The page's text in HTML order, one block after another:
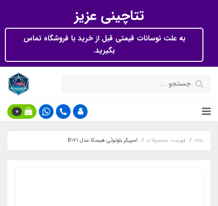
تتاچینی عزیز
به علت نوسانات قیمتی قبل از خرید با فروشگاه تماس
بگیرید.
0
خانه فهرست محصولات اسپیکر بلوتوثی هیسکا مدل B171